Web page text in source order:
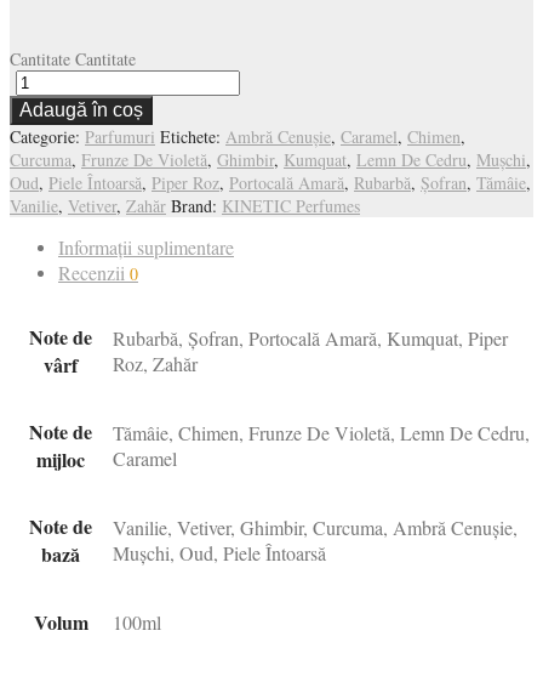
Cantitate Cantitate
Adaugă în coș
Categorie: Parfumuri Etichete: Ambră Cenușie, Caramel, Chimen,
Curcuma, Frunze De Violetă, Ghimbir, Kumquat, Lemn De Cedru, Mușchi,
Oud, Piele Întoarsă, Piper Roz, Portocală Amară, Rubarbă, Șofran, Tămâie,
Vanilie, Vetiver, Zahăr Brand: KINETIC Perfumes
Informații suplimentare
Recenzii 0
Note de
vârf
Rubarbă, Șofran, Portocală Amară, Kumquat, Piper
Roz, Zahăr
Note de
mijloc
Tămâie, Chimen, Frunze De Violetă, Lemn De Cedru,
Caramel
Note de
bază
Vanilie, Vetiver, Ghimbir, Curcuma, Ambră Cenușie,
Mușchi, Oud, Piele Întoarsă
Volum 100ml